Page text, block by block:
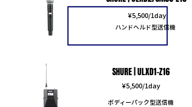
​¥5,500/1day
ハンドヘルド型送信機
SHURE | ULXD1-Z16
​¥5,500/1day
ボディーパック型送信機